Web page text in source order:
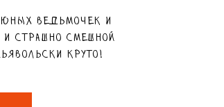
юных ведьмочек и
страшно смешной
круто!